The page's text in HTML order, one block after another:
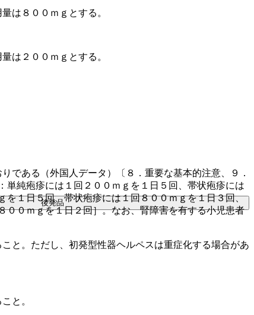
は８００ｍｇとする。
は２００ｍｇとする。
ある（外国人データ）〔８．重要な基本的注意、９．
純疱疹には１回２００ｍｇを１日５回、帯状疱疹には
１日５回、帯状疱疹には１回８００ｍｇを１日３回、
０ｍｇを１日２回］。なお、腎障害を有する小児患者
と。ただし、初発型性器ヘルペスは重症化する場合があ
と。
後発品